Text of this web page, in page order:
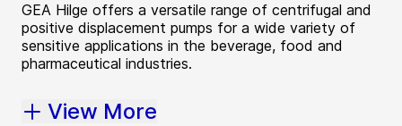
GEA Hilge offers a versatile range of centrifugal and
positive displacement pumps for a wide variety of
sensitive applications in the beverage, food and
pharmaceutical industries.
View More